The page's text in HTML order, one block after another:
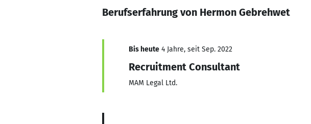
Berufserfahrung von Hermon Gebrehwet
Bis heute 4 Jahre, seit Sep. 2022
Recruitment Consultant
MAM Legal Ltd.